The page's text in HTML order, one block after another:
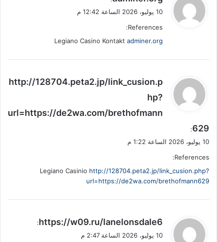
ق
ل
10 يوليو، 2026 الساعة 12:42 م
References:
Legiano Casino Kontakt adminer.org
ي
و
ل
http://128704.peta2.jp/link_cusion.p
hp?
url=https://de2wa.com/brethofmann
629
:
10 يوليو، 2026 الساعة 1:22 م
References:
Legiano Casinio http://128704.peta2.jp/link_cusion.php?
url=https://de2wa.com/brethofmann629
ي
ق
https://w09.ru/lanelonsdale6
:
10 يوليو، 2026 الساعة 2:47 م